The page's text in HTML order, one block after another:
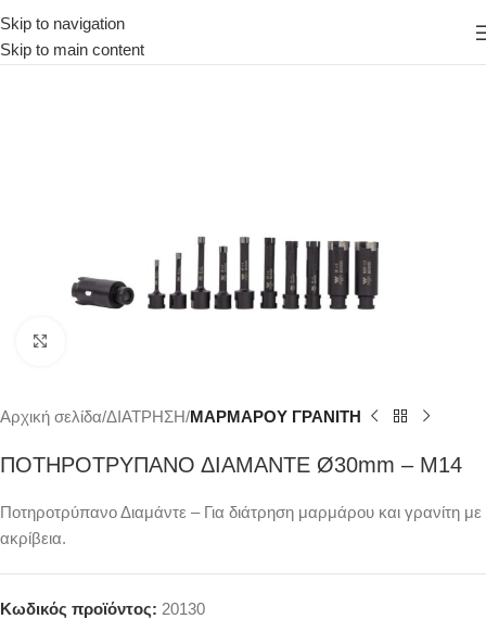
Skip to navigation
Skip to main content
Αρχική σελίδα ΔΙΑΤΡΗΣΗ ΜΑΡΜΑΡΟΥ ΓΡΑΝΙΤΗ
ΠΟΤΗΡΟΤΡΥΠΑΝΟ ΔΙΑΜΑΝΤΕ Ø30mm – Μ14
Ποτηροτρύπανο Διαμάντε – Για διάτρηση μαρμάρου και γρανίτη με
ακρίβεια.
Κωδικός προϊόντος: 20130